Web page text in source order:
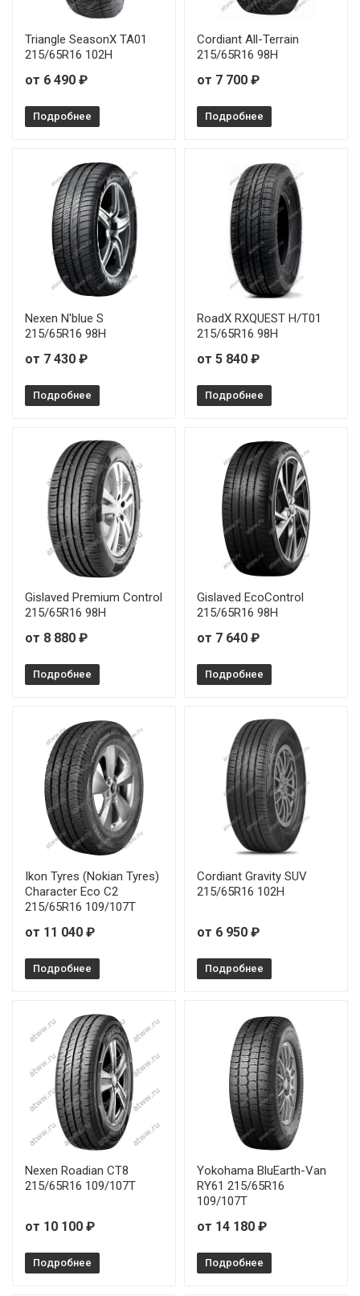
Triangle SeasonX TA01
215/65R16 102H
от 6 490 ₽
Подробнее
Cordiant All-Terrain
215/65R16 98H
от 7 700 ₽
Подробнее
Nexen N'blue S
215/65R16 98H
от 7 430 ₽
Подробнее
RoadX RXQUEST H/T01
215/65R16 98H
от 5 840 ₽
Подробнее
Gislaved Premium Control
215/65R16 98H
от 8 880 ₽
Подробнее
Gislaved EcoControl
215/65R16 98H
от 7 640 ₽
Подробнее
Ikon Tyres (Nokian Tyres)
Character Eco C2
215/65R16 109/107T
от 11 040 ₽
Подробнее
Cordiant Gravity SUV
215/65R16 102H
от 6 950 ₽
Подробнее
Nexen Roadian CT8
215/65R16 109/107T
от 10 100 ₽
Подробнее
Yokohama BluEarth-Van
RY61 215/65R16
109/107T
от 14 180 ₽
Подробнее